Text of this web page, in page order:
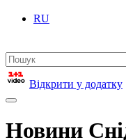
RU
Відкрити у додатку
Новини